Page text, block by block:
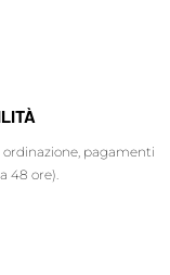
pagamenti
48 ore).